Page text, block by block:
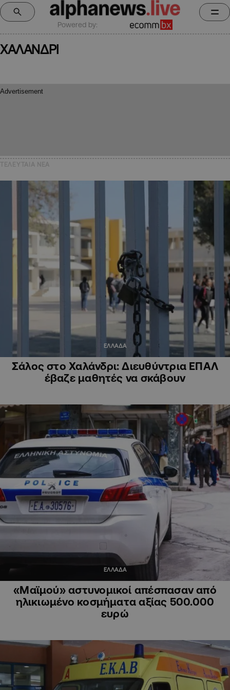
Powered by:
ΧΑΛΑΝΔΡΙ
ΕΛΛΑΔΑ
Σάλος στο Χαλάνδρι: Διευθύντρια ΕΠΑΛ
έβαζε μαθητές να σκάβουν
ΕΛΛΑΔΑ
«Μαϊμού» αστυνομικοί απέσπασαν από
ηλικιωμένο κοσμήματα αξίας 500.000
ευρώ